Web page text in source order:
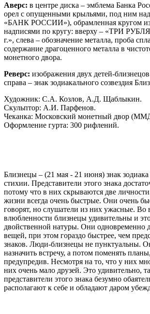
Аверс: в центре диска – эмблема Банка
орел с опущенными крыльями, под ним
«БАНК РОССИИ»), обрамленная кругом из
надписями по кругу: вверху – «ТРИ
г.», слева – обозначение металла, проба
содержание драгоценного металла в
монетного двора.
Реверс: изображения двух детей-
справа – знак зодиакального созвездия
Художник: С.А. Козлов, А.Д. Щаблыкин.
Скульптор: А.И. Парфенов.
Чеканка: Московский монетный двор
Оформление гурта: 300 рифлений.
Близнецы – (21 мая - 21 июня) знак
стихии. Представители этого знака
потому что в них скрываются две
жизни всегда очень быстрые. Они очень
говорят, но слушатели из них ужасные. Во
влюбленности близнецы удивительны и
двойственной натуры. Они одновременно
вещей, при этом гораздо быстрее, чем
знаков. Люди-близнецы не пунктуальны.
назначить встречу, а потом поменять
предупредив. Несмотря на то, что у них
них очень мало друзей. Это удивительно,
представители этого знака безумно
располагают к себе и обладают даром